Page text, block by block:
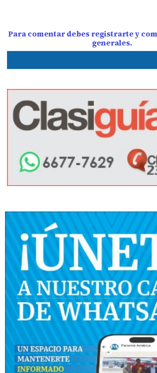
Para comentar debes registrarte y
generales.